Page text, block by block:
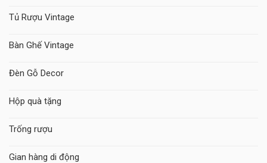
Tủ Rượu Vintage
Bàn Ghế Vintage
Đèn Gỗ Decor
Hộp quà tặng
Trống rượu
Gian hàng di động